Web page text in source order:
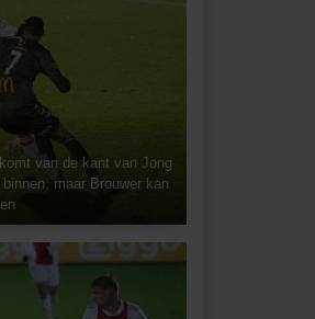
van de kant van Jong
maar Brouwer kan